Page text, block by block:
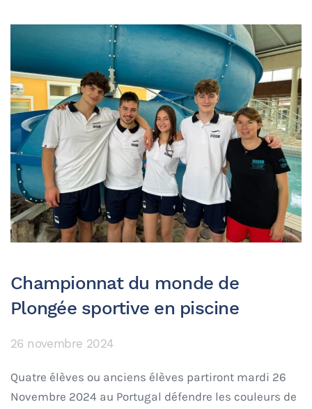
Championnat du monde de
Plongée sportive en piscine
26 novembre 2024
Quatre élèves ou anciens élèves partiront mardi 26
Novembre 2024 au Portugal défendre les couleurs de